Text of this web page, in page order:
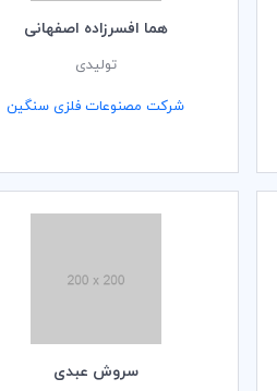
هما افسرزاده اصفهانی
تولیدی
شرکت مصنوعات فلزی سنگین
سروش عبدی